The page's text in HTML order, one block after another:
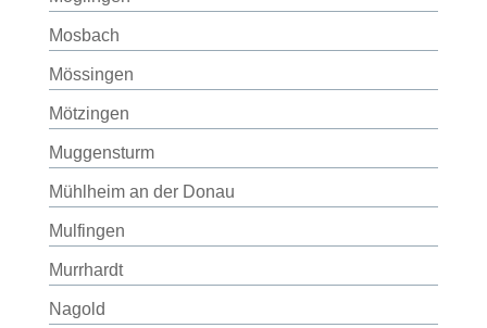
Mosbach
Mössingen
Mötzingen
Muggensturm
Mühlheim an der Donau
Mulfingen
Murrhardt
Nagold